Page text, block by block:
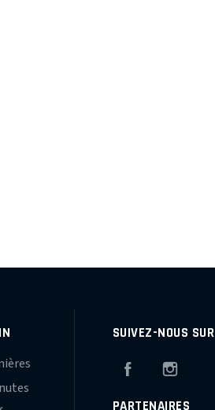
SUIVEZ-NOUS SUR
Facebook
PARTENAIRES